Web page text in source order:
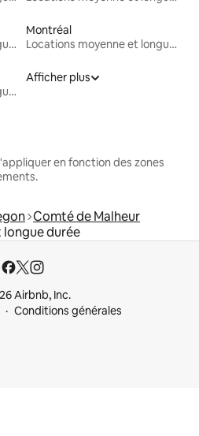
Locations moyenne et longue durée
Montréal
Locations moyenne et longue durée
Locations moyenne et longue durée
Afficher plus
en fonction des zones
Comté de Malheur
longue durée
Airbnb, Inc.
Conditions générales